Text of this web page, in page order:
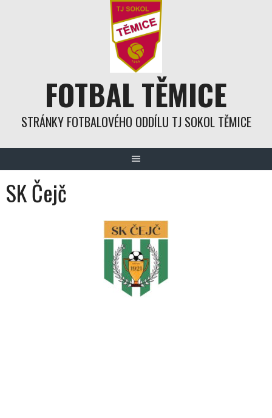
FOTBAL TĚMICE
STRÁNKY FOTBALOVÉHO ODDÍLU TJ SOKOL TĚMICE
SK Čejč